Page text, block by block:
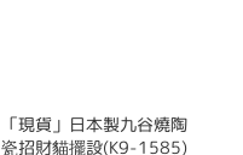
「現貨」日本製九谷燒陶
瓷招財貓擺設(K9-1585)